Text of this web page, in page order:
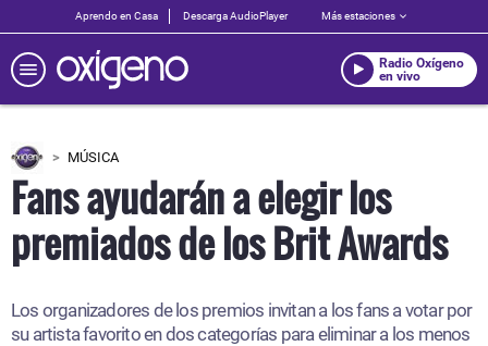
Aprendo en Casa Descarga AudioPlayer Más estaciones
Radio Oxígeno
en vivo
MÚSICA
Fans ayudarán a elegir los
premiados de los Brit Awards
Los organizadores de los premios invitan a los fans a votar por
su artista favorito en dos categorías para eliminar a los menos